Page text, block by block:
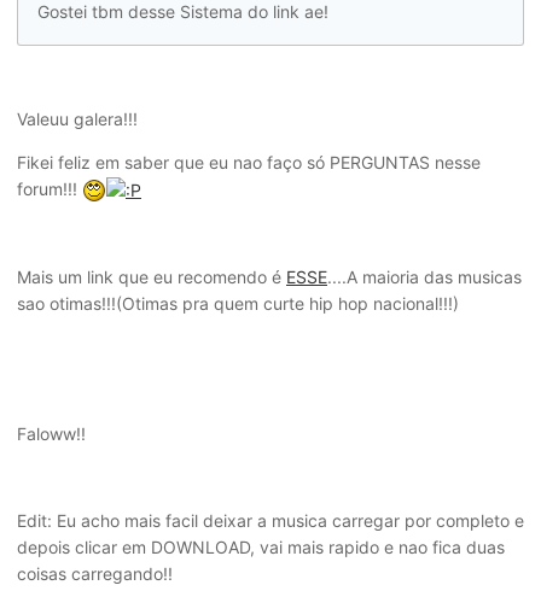
Gostei tbm desse Sistema do link ae!
Valeuu galera!!!
Fikei feliz em saber que eu nao faço só PERGUNTAS nesse
forum!!!
Mais um link que eu recomendo é ESSE....A maioria das musicas
sao otimas!!!(Otimas pra quem curte hip hop nacional!!!)
Faloww!!
Edit: Eu acho mais facil deixar a musica carregar por completo e
depois clicar em DOWNLOAD, vai mais rapido e nao fica duas
coisas carregando!!